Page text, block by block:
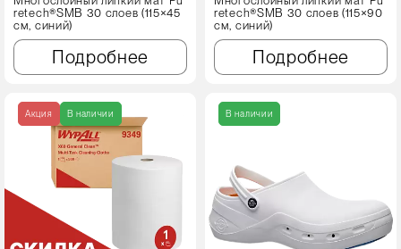
retech®SMB 30 слоев (115×45
см, синий)
Подробнее
retech®SMB 30 слоев (115×90
см, синий)
Подробнее
Акция В наличии В наличии